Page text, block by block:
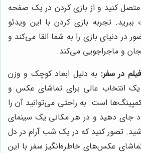
کنید و از بازی کردن در یک صفحه
تجربه بازی کردن با این ویدئو
در دنیای بازی را به شما القا می‌کند و
و ماجراجویی می‌کند.
در سفر: به دلیل ابعاد کوچک و وزن
یک انتخاب عالی برای تماشای عکس و
است. به راحتی می‌توانید آن را
جای دهید و در هر مکانی یک سینمای
تصور کنید که در یک شب آرام در دل
عکس‌های خاطره‌انگیز سفر با این